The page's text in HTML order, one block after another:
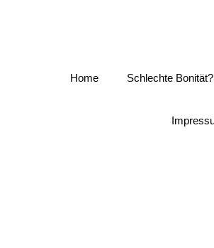
Home Schlechte Bonität?